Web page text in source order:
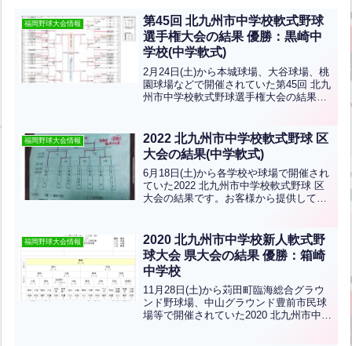
福岡野球大会情報
第45回 北九州市中学校軟式野球
選手権大会の結果 優勝：黒崎中
学校(中学軟式)
2月24日(土)から本城球場、大谷球場、桃
園球場などで開催されていた第45回 北九
州市中学校軟式野球選手権大会の結果で
でとうございます！！
福岡野球大会情報
2022 北九州市中学校軟式野球 区
大会の結果(中学軟式)
6月18日(土)から各学校や球場で開催され
ていた2022 北九州市中学校軟式野球 区
大会の結果です。お客様から提供してい
校、準優勝は篠崎中学校小倉南区：優勝
は曽根中学校、...全文はクリック
福岡野球大会情報
2020 北九州市中学校新人軟式野
球大会 県大会の結果 優勝：箱崎
中学校
11月28日(土)から苅田町臨海総合グラウ
ンド野球場、中山グラウンド豊前市民球
場等で開催されていた2020 北九州市中学